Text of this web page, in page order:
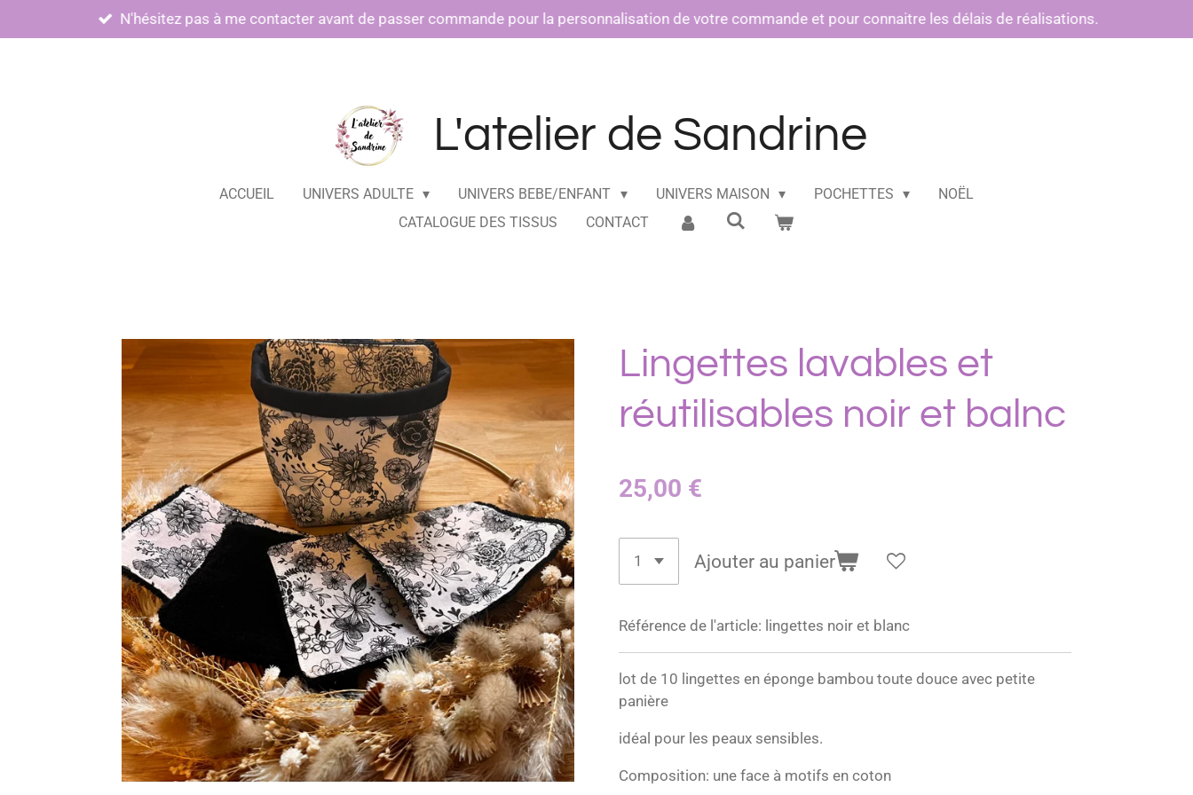
au
N'hésitez pas à me contacter avant de passer commande pour la personnalisation de votre commande et pour connaitre les délais de réalisations.
L'atelier de Sandrine
ACCUEIL UNIVERS ADULTE UNIVERS BEBE/ENFANT UNIVERS MAISON POCHETTES
NOËL
CATALOGUE DES TISSUS
CONTACT
Lingettes lavables et
réutilisables noir et balnc
25,00 €
Ajouter au panier
Référence de l'article: lingettes noir et blanc
lot de 10 lingettes en éponge bambou toute douce avec petite
panière
idéal pour les peaux sensibles.
Composition: une face à motifs en coton